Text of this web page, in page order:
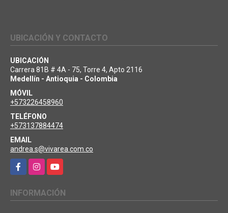
UBICACIÓN Y CONTACTO
UBICACIÓN
Carrera 81B # 4A - 75, Torre 4, Apto 2116
Medellín - Antioquia - Colombia
MÓVIL
+573226458960
TELÉFONO
+573137884474
EMAIL
andrea.s@vivarea.com.co
FacebookInstagramYouTube
INFORMACIÓN